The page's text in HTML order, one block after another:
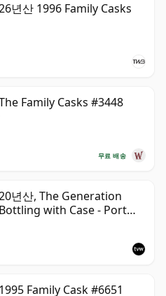
년산 1996 Family Casks
Family Casks #3448
무료 배송
년산, The Generation
with Case - Port
Family Cask #6651